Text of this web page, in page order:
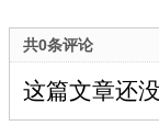
共0条评论
这篇文章还